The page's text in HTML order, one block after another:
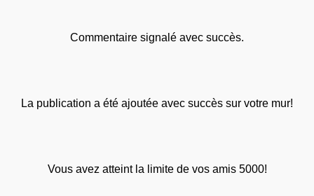
Commentaire signalé avec succès.
La publication a été ajoutée avec succès sur votre mur!
Vous avez atteint la limite de vos amis 5000!